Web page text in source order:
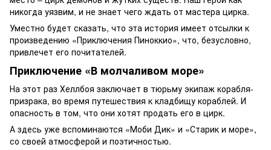
никогда уязвим, и не знает чего ждать от мастера цирка.
Уместно будет сказать, что эта история имеет отсылки к
произведению «Приключения Пиноккио», что, безусловно,
привлечет его почитателей.
Приключение «В молчаливом море»
На этот раз Хеллбоя заключает в тюрьму экипаж корабля-
призрака, во время путешествия к кладбищу кораблей. И
опасность в том, что они хотят продать его в цирк.
А здесь уже вспоминаются «Моби Дик» и «Старик и море»,
со своей атмосферой и поэтичностью.